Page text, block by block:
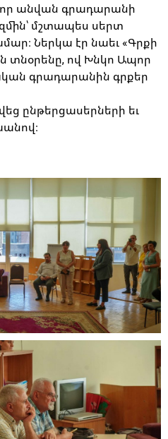
անվան գրադարանի
մշտապես սերտ
Ներկա էր նաեւ «Գրքի
տնօրենը, ով Խնկո Ապոր
գրադարանին գրքեր
ընթերցասերների եւ